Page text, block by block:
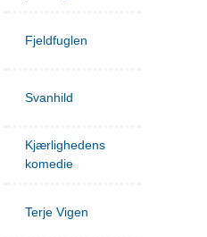
Fjeldfuglen
Svanhild
Kjærlighedens
komedie
Terje Vigen